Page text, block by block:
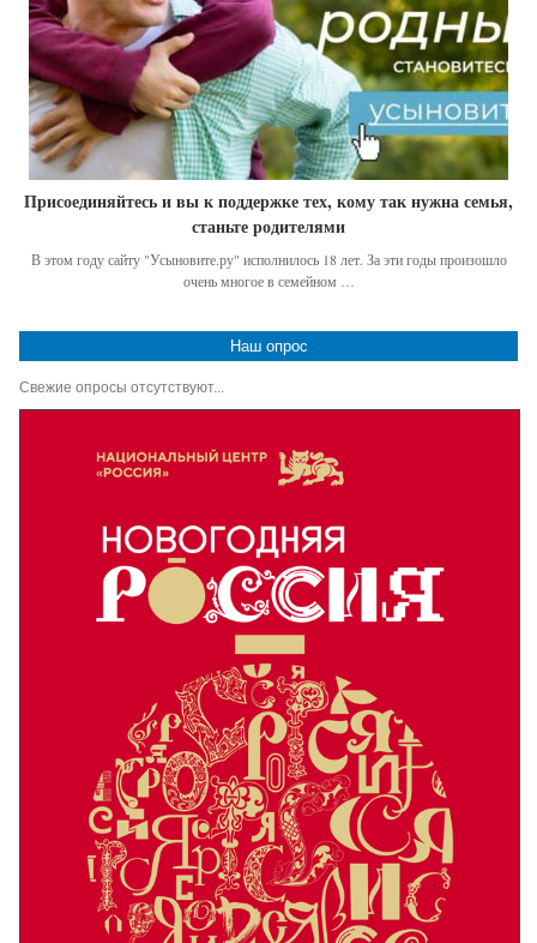
Присоединяйтесь и вы к поддержке тех, кому так нужна семья,
станьте родителями
В этом году сайту "Усыновите.ру" исполнилось 18 лет. За эти годы произошло
очень многое в семейном …
Наш опрос
Свежие опросы отсутствуют...